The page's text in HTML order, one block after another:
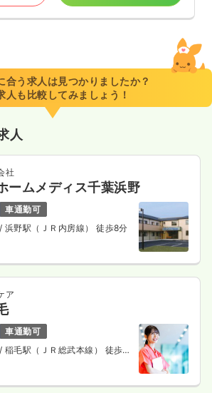
合う求人は見つかりましたか？
人も比較してみましょう！
人
社
ームメディス千葉浜野
車通勤可
/ 浜野駅（ＪＲ内房線） 徒歩8分
ア
車通勤可
/ 稲毛駅（ＪＲ総武本線） 徒歩8